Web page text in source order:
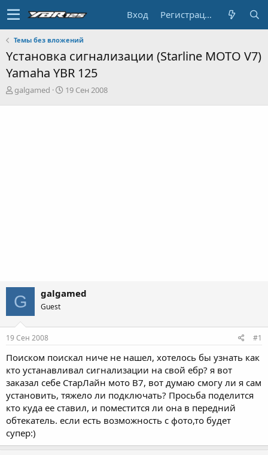
Вход Регистрация
Темы без вложений
Yстановка сигнализации (Starline MOTO V7)
Yamaha YBR 125
А
galgamed
Д
19 Сен 2008
G galgamed
Guest
19 Сен 2008 #1
Поиском поискал ниче не нашел, хотелось бы узнать как
кто устанавливал сигнализации на свой ебр? я вот
заказал себе СтарЛайн мото В7, вот думаю смогу ли я сам
установить, тяжело ли подключать? Просьба поделится
кто куда ее ставил, и поместится ли она в передний
обтекатель. если есть возможность с фото,то будет
супер:)